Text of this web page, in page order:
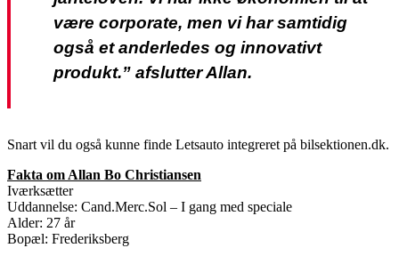
være corporate, men vi har samtidig
også et anderledes og innovativt
produkt.” afslutter Allan.
Snart vil du også kunne finde Letsauto integreret på bilsektionen.dk.
Fakta om Allan Bo Christiansen
Iværksætter
Uddannelse: Cand.Merc.Sol – I gang med speciale
Alder: 27 år
Bopæl: Frederiksberg